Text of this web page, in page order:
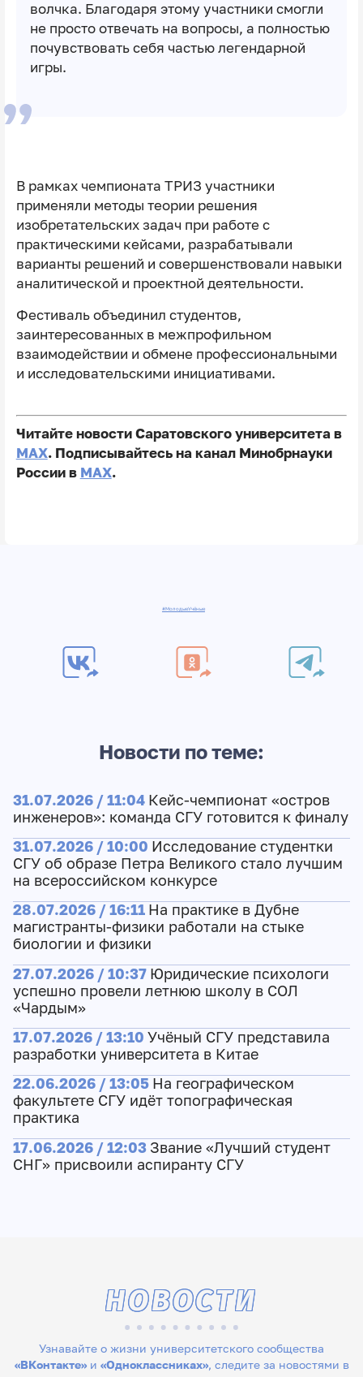
волчка. Благодаря этому участники смогли
не просто отвечать на вопросы, а полностью
почувствовать себя частью легендарной
игры.
В рамках чемпионата ТРИЗ участники
применяли методы теории решения
изобретательских задач при работе с
практическими кейсами, разрабатывали
варианты решений и совершенствовали навыки
аналитической и проектной деятельности.
Фестиваль объединил студентов,
заинтересованных в межпрофильном
взаимодействии и обмене профессиональными
и исследовательскими инициативами.
Читайте новости Саратовского университета в
MAX. Подписывайтесь на канал Минобрнауки
России в MAX.
#МолодыеУчёные
Новости по теме:
31.07.2026 / 11:04 Кейс-чемпионат «остров
инженеров»: команда СГУ готовится к финалу
31.07.2026 / 10:00 Исследование студентки
СГУ об образе Петра Великого стало лучшим
на всероссийском конкурсе
28.07.2026 / 16:11 На практике в Дубне
магистранты-физики работали на стыке
биологии и физики
27.07.2026 / 10:37 Юридические психологи
успешно провели летнюю школу в СОЛ
«Чардым»
17.07.2026 / 13:10 Учёный СГУ представила
разработки университета в Китае
22.06.2026 / 13:05 На географическом
факультете СГУ идёт топографическая
практика
17.06.2026 / 12:03 Звание «Лучший студент
СНГ» присвоили аспиранту СГУ
Узнавайте о жизни университетского сообщества
«ВКонтакте»и «Одноклассниках», следите за новостями в
НОВОСТИ